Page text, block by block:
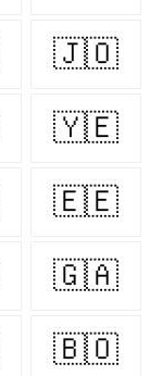
🇯🇴
🇾🇪
🇪🇪
🇬🇦
🇧🇴